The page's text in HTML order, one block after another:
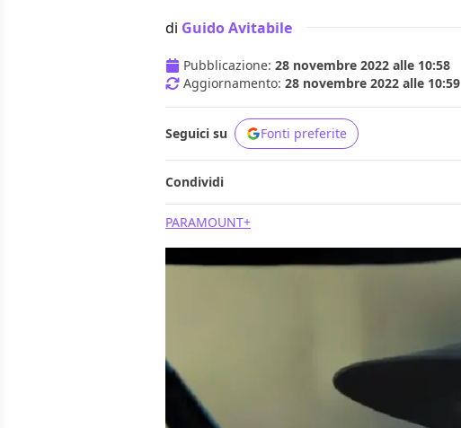
di Guido Avitabile
Pubblicazione: 28 novembre 2022 alle 10:58
Aggiornamento: 28 novembre 2022 alle 10:59
Seguici su Fonti preferite
Condividi
PARAMOUNT+